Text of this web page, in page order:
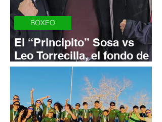
El “Principito” Sosa vs
Leo Torrecilla, el fondo de
una gran noche de boxeo
en Vista Alegre
BOXEO